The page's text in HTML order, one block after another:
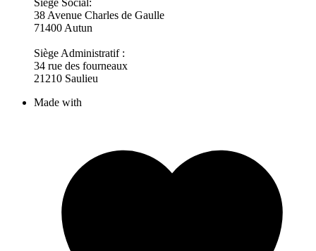
38 Avenue Charles de Gaulle
71400 Autun
Siège Administratif :
34 rue des fourneaux
21210 Saulieu
Made with